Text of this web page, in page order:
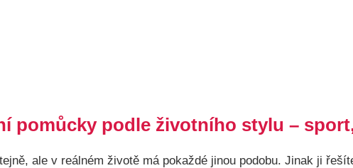
pomůcky podle životního stylu –
ale v reálném životě má pokaždé jinou podobu. Jinak ji